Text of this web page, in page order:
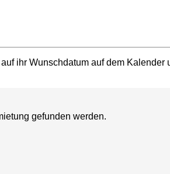
ihr Wunschdatum auf dem Kalender
gefunden werden.